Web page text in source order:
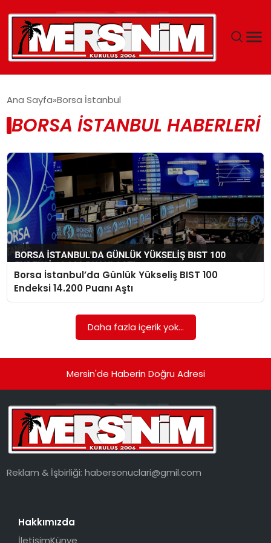
YAŞAM
GÜNCEL
SAĞLIK
EĞITIM
SPOR
EKONOMI
Ana Sayfa Borsa İstanbul
BORSA İSTANBUL HABERLERI
Borsa İstanbul’da Günlük Yükseliş BIST 100
Endeksi 14.200 Puanı Aştı
Daha fazla içerik yok...
Mersin'de Haberin Doğru Adresi
Reklam & İşbirliği:habersonuclari@gmil.com
Hakkımızda
İletişimKünye